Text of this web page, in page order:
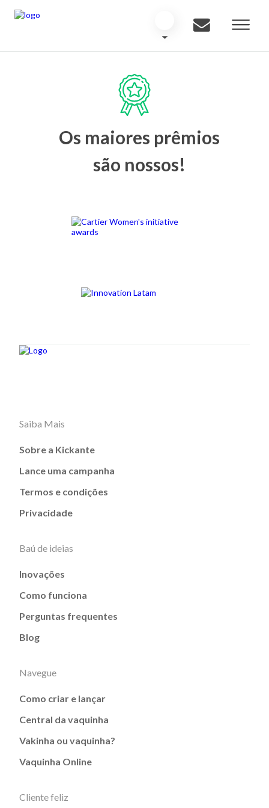
Os maiores prêmios
são nossos!
Saiba Mais
Sobre a Kickante
Lance uma campanha
Termos e condições
Privacidade
Baú de ideias
Inovações
Como funciona
Perguntas frequentes
Blog
Navegue
Como criar e lançar
Central da vaquinha
Vakinha ou vaquinha?
Vaquinha Online
Cliente feliz